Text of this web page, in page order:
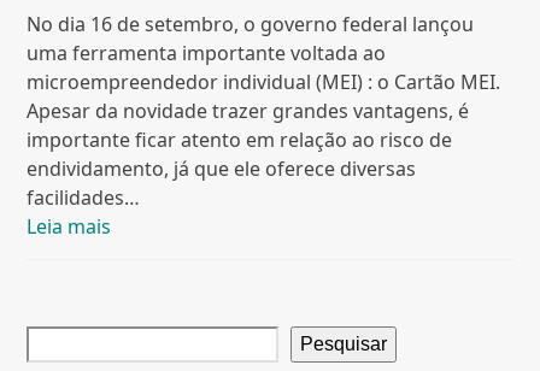
No dia 16 de setembro, o governo federal lançou
uma ferramenta importante voltada ao
microempreendedor individual (MEI) : o Cartão MEI.
Apesar da novidade trazer grandes vantagens, é
importante ficar atento em relação ao risco de
endividamento, já que ele oferece diversas
facilidades…
Leia mais
Pesquisar